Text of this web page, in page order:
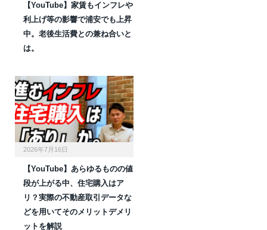
【YouTube】家賃もインフレや
利上げ等の影響で浦安でも上昇
中。老後生活費との兼ね合いと
は。
2026年7月16日
【YouTube】あらゆるものの値
段が上がる中、住宅購入はア
リ？実際の不動産取引データな
どを用いてそのメリットデメリ
ットを解説